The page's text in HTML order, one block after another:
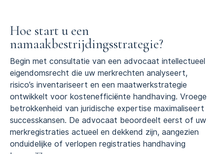
Hoe start u een
namaakbestrijdingsstrategie?
Begin met consultatie van een advocaat intellectueel
eigendomsrecht die uw merkrechten analyseert,
risico’s inventariseert en een maatwerkstrategie
ontwikkelt voor kostenefficiënte handhaving. Vroege
betrokkenheid van juridische expertise maximaliseert
successkansen. De advocaat beoordeelt eerst of uw
merkregistraties actueel en dekkend zijn, aangezien
onduidelijke of verlopen registraties handhaving